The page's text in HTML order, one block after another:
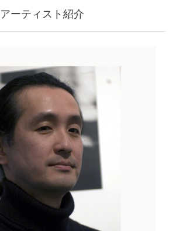
アーティスト紹介